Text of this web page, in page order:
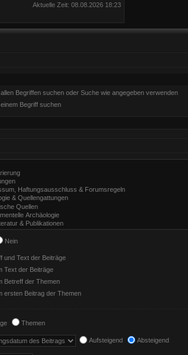
Aktuelle Zeit: 08.08.2026 18:23
Begriffen suchen oder Suche wie angegeben verwenden
Begriff suchen
Nein
und Text der Beiträge
Text der Beiträge
Betreff der Themen
ersten Beitrag der Themen
Themen
Aufsteigend Absteigend